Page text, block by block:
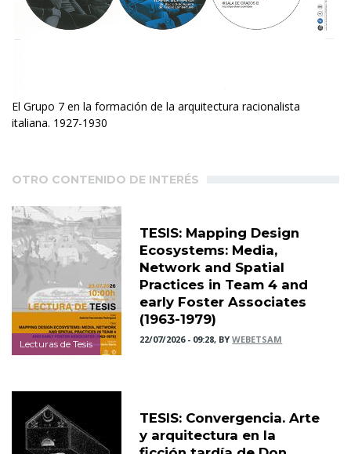
El Grupo 7 en la formación de la arquitectura racionalista
italiana. 1927-1930
OTRO CONTENIDO DE INTERÉS
Lecturas de Tesis
TESIS: Mapping Design
Ecosystems: Media,
Network and Spatial
Practices in Team 4 and
early Foster Associates
(1963-1979)
22/07/2026 - 09:28, BYWEBETSAM
TESIS: Convergencia. Arte
y arquitectura en la